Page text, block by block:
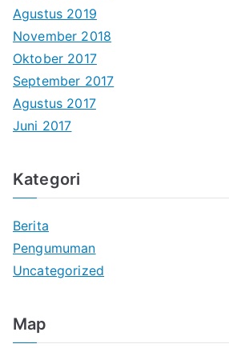
Agustus 2019
November 2018
Oktober 2017
September 2017
Agustus 2017
Juni 2017
Kategori
Berita
Pengumuman
Uncategorized
Map